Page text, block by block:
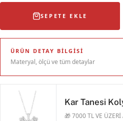
SEPETE EKLE
ÜRÜN DETAY BILGISI
Materyal, ölçü ve tüm detaylar
Kar Tanesi
🎁 7000 TL VE ÜZERİ